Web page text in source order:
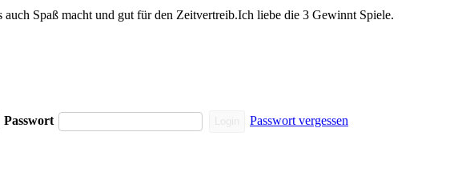
auch Spaß macht und gut für den Zeitvertreib.Ich liebe die 3 Gewinnt Spiele.
Passwort Passwort vergessen